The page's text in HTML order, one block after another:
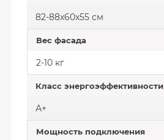
82-88x60x55 см
Вес фасада
2-10 кг
Класс энергоэффективности
А+
Мощность подключения